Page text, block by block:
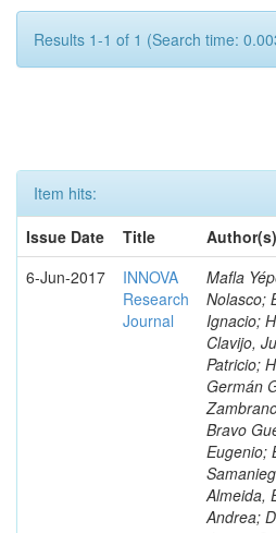
Results 1-1 of 1 (Search time:
Item hits:
Issue Date
Title Author(s)
6-Jun-2017
INNOVA
Research
Journal
Mafla
Nolasco;
Ignacio;
Clavijo,
Patricio;
Germán
Bravo
Eugenio;
Almeida,
Andrea;